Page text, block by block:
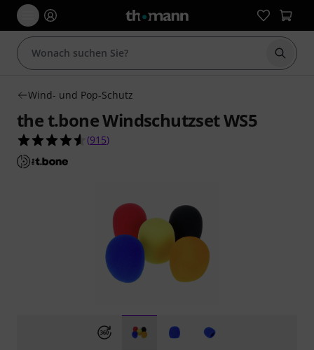
Suche
Wind- und Pop-Schutz
the t.bone Windschutzset WS5
4.6 von 5 Sternen aus 915 Kundenbewertungen
(915)